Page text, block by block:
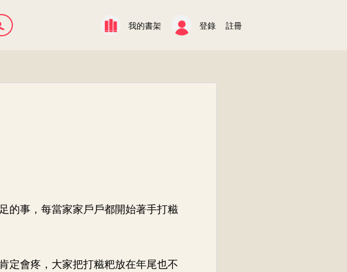
我的書架 登錄 註冊
的事，每當家家戶戶都開始著手打糍
定會疼，大家把打糍粑放在年尾也不